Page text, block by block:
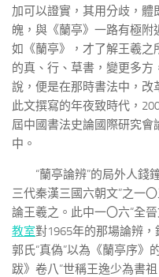
加可以證實，其用分歧，
魄，與《蘭亭》一路有極
如《蘭亭》，才了解王羲
的真、行、草書，變更多
說，便是在那時書法中，改
此文撰寫的年夜致時代，
屆中國書法史論國際研究
中。
“蘭亭論辨”的局外人錢
三代秦漢三國六朝文”之一
論王羲之。此中一〇六“全
教室對1965年的那場論辨
郭氏“真偽”以為《蘭亭序》
跋》卷八“世稱王逸少為書